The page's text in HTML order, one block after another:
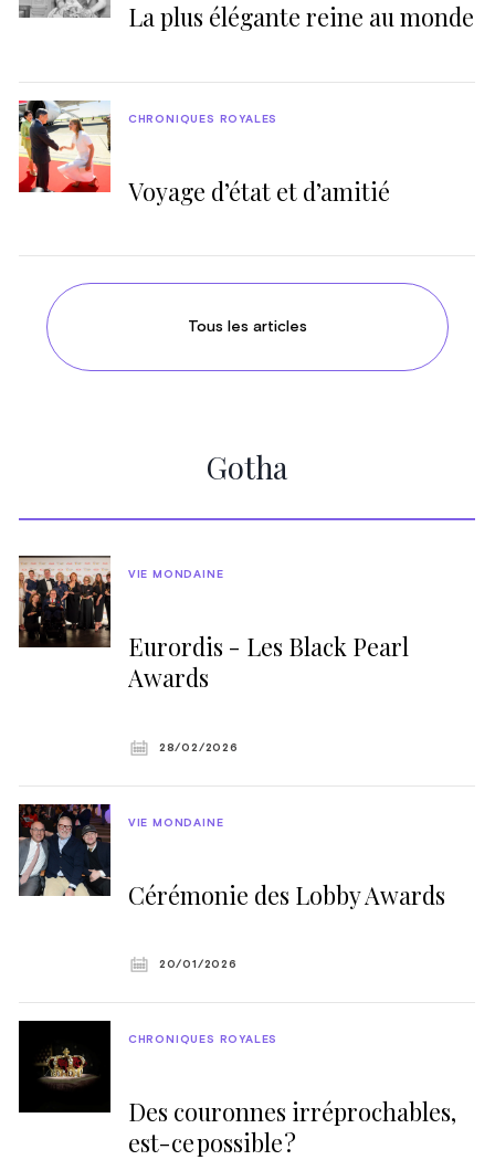
La plus élégante reine au monde
Voyage d’état et d’amitié
CHRONIQUES ROYALES
Tous les articles
Gotha
Eurordis - Les Black Pearl
Awards
VIE MONDAINE
28/02/2026
Cérémonie des Lobby Awards
VIE MONDAINE
20/01/2026
Des couronnes irréprochables,
est-ce possible ?
CHRONIQUES ROYALES